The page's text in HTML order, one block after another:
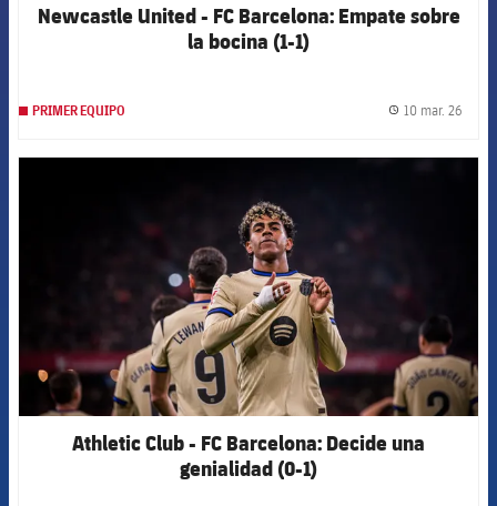
Newcastle United - FC Barcelona: Empate sobre
la bocina (1-1)
PRIMER EQUIPO 10 mar. 26
Athletic Club - FC Barcelona: Decide una
genialidad (0-1)